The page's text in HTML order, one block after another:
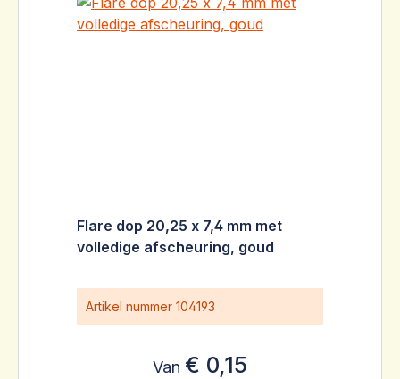
Flare dop 20,25 x 7,4 mm met
volledige afscheuring, goud
Artikel nummer 104193
Van € 0,15